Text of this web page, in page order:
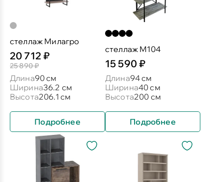
стеллаж Милагро
20 712 ₽
25 890 ₽
Длина90 см
Ширина36.2 см
Высота206.1 см
Подробнее
стеллаж М104
15 590 ₽
Длина94 см
Ширина40 см
Высота200 см
Подробнее